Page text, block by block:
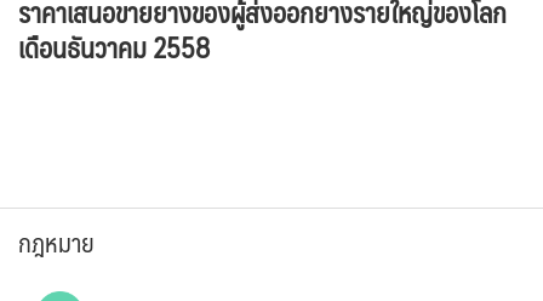
for:
ราคาเสนอขายยางของผู้ส่งออกยางรายใหญ่ของโลก
เดือนธันวาคม 2558
กฎหมาย